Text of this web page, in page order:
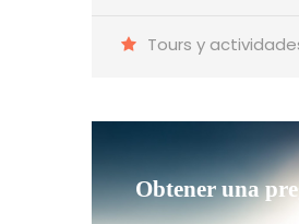
Tours y
Obtener una